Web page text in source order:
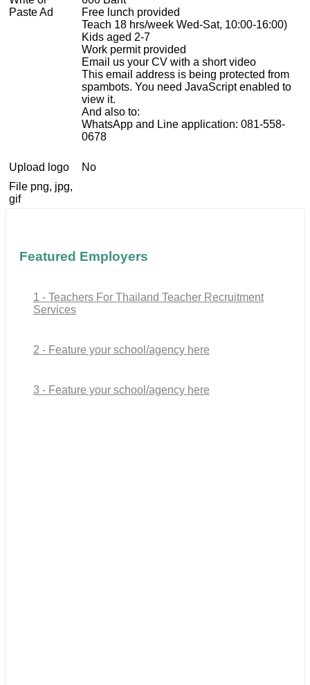
Paste Ad
Free lunch provided
Teach 18 hrs/week Wed-Sat, 10:00-16:00)
Kids aged 2-7
Work permit provided
Email us your CV with a short video
This email address is being protected from
spambots. You need JavaScript enabled to
view it.
And also to:
WhatsApp and Line application: 081-558-
0678
Upload logo
No
File png, jpg,
gif
Featured Employers
1 - Teachers For Thailand Teacher Recruitment
Services
2 - Feature your school/agency here
3 - Feature your school/agency here